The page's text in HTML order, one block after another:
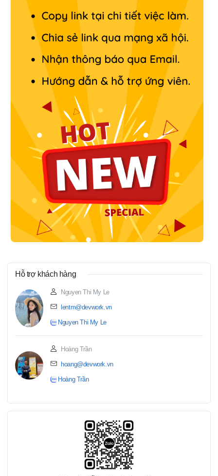
Hỗ trợ khách hàng
Nguyen Thi My Le
lentm@devwork.vn
Nguyen Thi My Le
Hoàng Trần
hoang@devwork.vn
Hoàng Trần